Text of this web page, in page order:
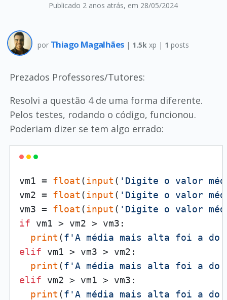
Publicado 2 anos atrás, em 28/05/2024
por Thiago Magalhães | 1.5k xp | 1 posts
Prezados Professores/Tutores:
Resolvi a questão 4 de uma forma diferente.
Pelos testes, rodando o código, funcionou.
Poderiam dizer se tem algo errado:
vm1 = float (input ( 'Digite o valor
vm2 = float (input ( 'Digite o valor
vm3 = float (input ( 'Digite o valor
if vm1 > vm2 > vm3:
print (f'A média mais alta foi a do
elif vm1 > vm3 > vm2:
print (f'A média mais alta foi a do
elif vm2 > vm1 > vm3:
print (f'A média mais alta foi a do